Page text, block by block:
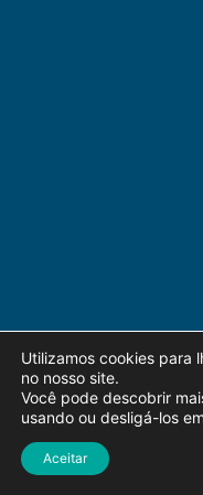
Utilizamos cookies para
no nosso site.
Você pode descobrir
usando ou desligá-los em
Aceitar